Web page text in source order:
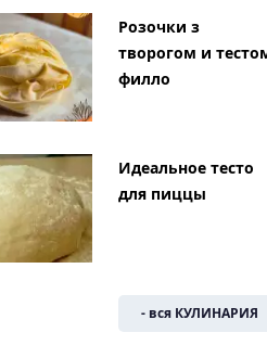
Розочки з
творогом и
филло
Идеальное тесто
для пиццы
- вся КУЛИНАРИЯ